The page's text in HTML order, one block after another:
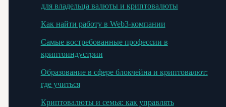
для владельца валюты и криптовалюты
Как найти работу в Web3-компании
Самые востребованные профессии в
криптоиндустрии
Образование в сфере блокчейна и криптовалют:
где учиться
Криптовалюты и семья: как управлять